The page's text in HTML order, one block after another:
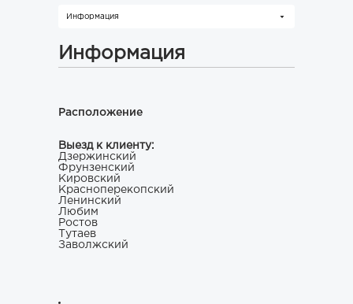
Информация
Информация
Расположение
Выезд к клиенту:
Дзержинский
Фрунзенский
Кировский
Красноперекопский
Ленинский
Любим
Ростов
Тутаев
Заволжский